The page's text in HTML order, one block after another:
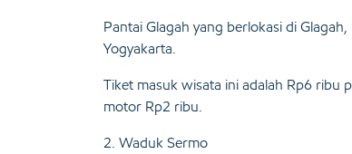
Pantai Glagah yang berlokasi di
Yogyakarta.
Tiket masuk wisata ini adalah Rp6 ribu
motor Rp2 ribu.
2. Waduk Sermo